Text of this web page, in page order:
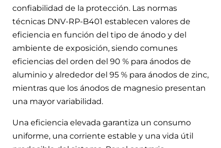
confiabilidad de la protección. Las normas
técnicas DNV-RP-B401 establecen valores de
eficiencia en función del tipo de ánodo y del
ambiente de exposición, siendo comunes
eficiencias del orden del 90 % para ánodos de
aluminio y alrededor del 95 % para ánodos de zinc,
mientras que los ánodos de magnesio presentan
una mayor variabilidad.
Una eficiencia elevada garantiza un consumo
uniforme, una corriente estable y una vida útil